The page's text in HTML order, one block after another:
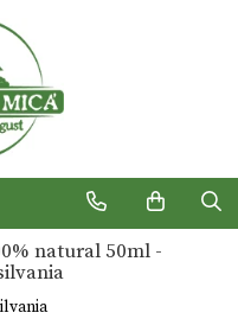
natural 50ml -